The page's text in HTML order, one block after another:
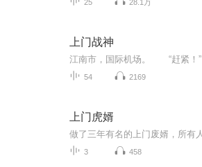
25 28.1万
上门战神
54 2169
上门虎婿
3 458